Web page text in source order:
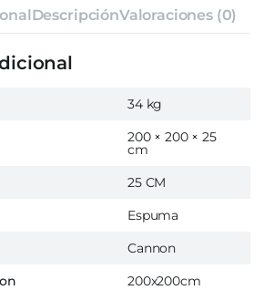
DescripciónValoraciones (0)
34 kg
200 × 200 × 25
cm
25 CM
Espuma
Cannon
200x200cm